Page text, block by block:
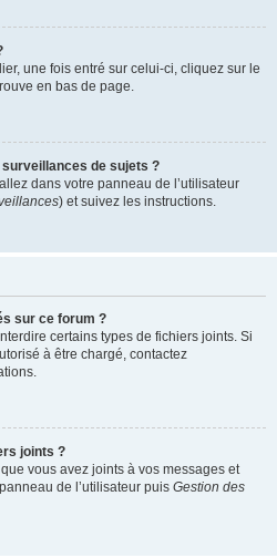
une fois entré sur celui-ci, cliquez sur le
en bas de page.
de sujets ?
dans votre panneau de l’utilisateur
) et suivez les instructions.
sur ce forum ?
certains types de fichiers joints. Si
à être chargé, contactez
joints ?
vous avez joints à vos messages et
de l’utilisateur puis Gestion des